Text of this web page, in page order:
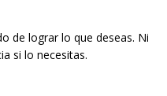
de lograr lo que deseas. Ni
si lo necesitas.